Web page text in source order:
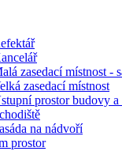
zasedací místnost -
zasedací místnost
prostor budovy a
na nádvoří
prostor